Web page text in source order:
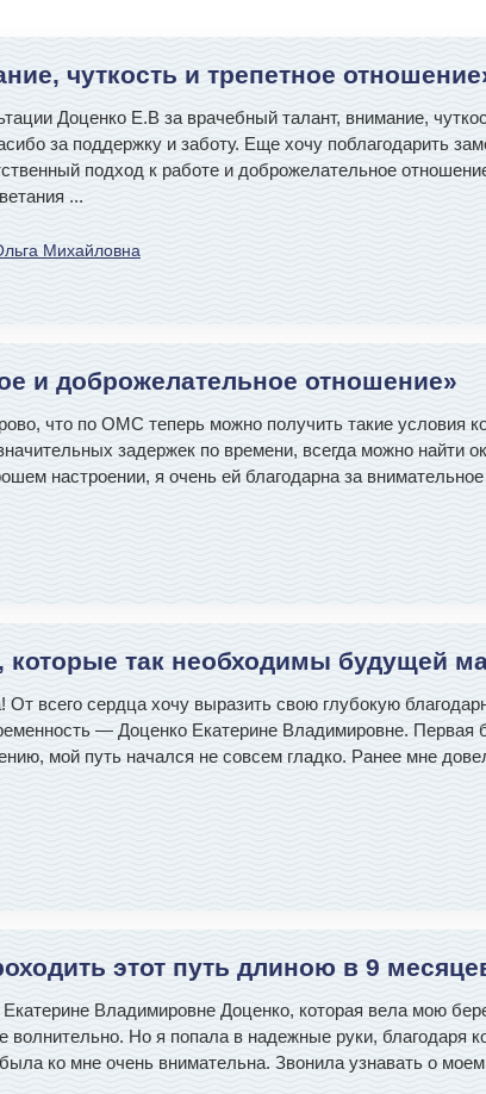
чуткость и трепетное
Доценко Е.В за врачебный талант, внимание,
за поддержку и заботу. Еще хочу поблагодарить
подход к работе и доброжелательное
...
Михайловна
и доброжелательное отношение»
что по ОМС теперь можно получить такие условия
задержек по времени, всегда можно найти
настроении, я очень ей благодарна за
которые так необходимы будущей
всего сердца хочу выразить свою глубокую
— Доценко Екатерине Владимировне. Первая
мой путь начался не совсем гладко. Ранее мне
этот путь длиною в 9
Владимировне Доценко, которая вела мою
Но я попала в надежные руки, благодаря
ко мне очень внимательна. Звонила узнавать о моем